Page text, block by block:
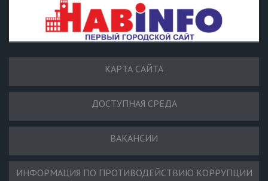
КАРТА САЙТА
ДОСТУПНАЯ СРЕДА
ВАКАНСИИ
ИНФОРМАЦИЯ ПО ПРОТИВОДЕЙСТВИЮ КОРРУПЦИИ